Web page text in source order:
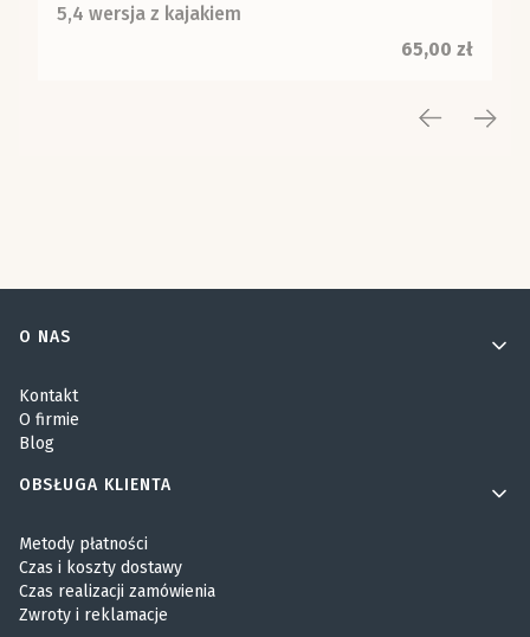
5,4 wersja z kajakiem
Cena
65,00 zł
Linki w stopce
O NAS
Kontakt
O firmie
Blog
OBSŁUGA KLIENTA
Metody płatności
Czas i koszty dostawy
Czas realizacji zamówienia
Zwroty i reklamacje